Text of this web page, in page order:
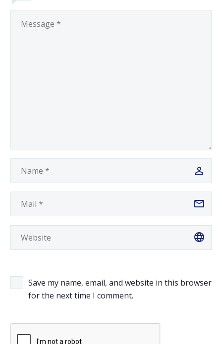
Save my name, email, and website in this browser
for the next time I comment.